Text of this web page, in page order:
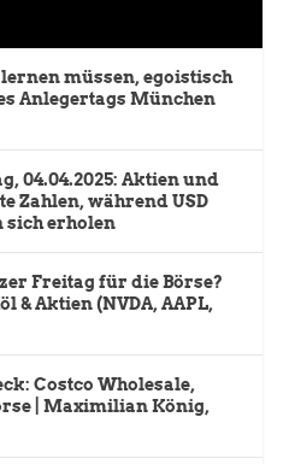
müssen, egoistisch
Anlegertags München
04.04.2025: Aktien und
Zahlen, während USD
sich erholen
Freitag für die Börse?
& Aktien (NVDA, AAPL,
Costco Wholesale,
| Maximilian König,